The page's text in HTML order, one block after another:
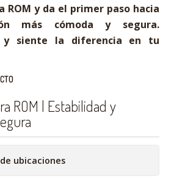
ROM y da el primer paso hacia
más cómoda y segura.
y siente la diferencia en tu
ROM | Estabilidad y
ubicaciones